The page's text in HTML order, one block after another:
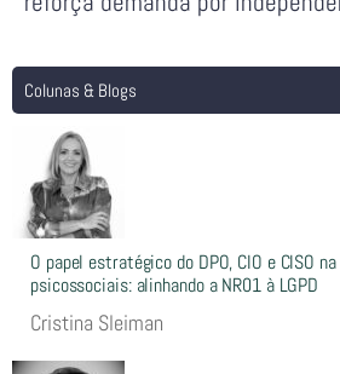
Colunas & Blogs
O papel estratégico do DPO, CIO e CISO
psicossociais: alinhando a NR01 à LGPD
Cristina Sleiman